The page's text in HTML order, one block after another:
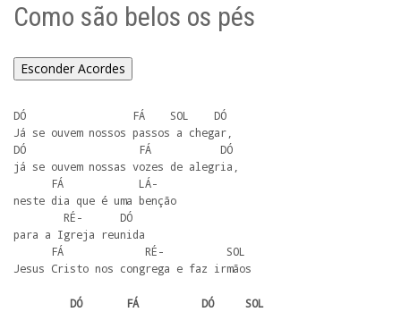
Como são belos os pés
Esconder Acordes
DÓ                 FÁ    SOL    DÓ
Já se ouvem nossos passos a chegar,
DÓ                  FÁ           DÓ
já se ouvem nossas vozes de alegria,
neste dia que é uma benção
para a Igreja reunida
Jesus Cristo nos congrega e faz irmãos